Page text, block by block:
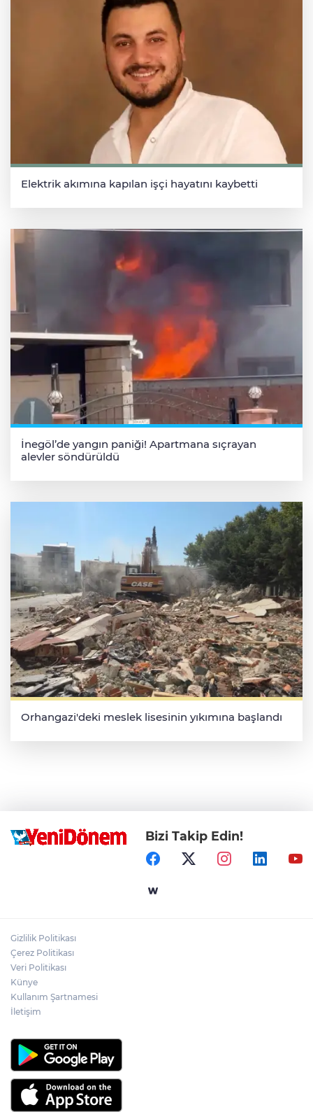
Elektrik akımına kapılan işçi hayatını kaybetti
İnegöl’de yangın paniği! Apartmana sıçrayan
alevler söndürüldü
Orhangazi'deki meslek lisesinin yıkımına başlandı
Bizi Takip Edin!
Gizlilik Politikası
Çerez Politikası
Veri Politikası
Künye
Kullanım Şartnamesi
İletişim